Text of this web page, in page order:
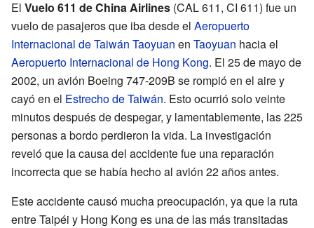
El Vuelo 611 de China Airlines (CAL 611, CI 611) fue un
vuelo de pasajeros que iba desde el Aeropuerto
Internacional de Taiwán Taoyuan en Taoyuan hacia el
Aeropuerto Internacional de Hong Kong. El 25 de mayo de
2002, un avión Boeing 747-209B se rompió en el aire y
cayó en el Estrecho de Taiwán. Esto ocurrió solo veinte
minutos después de despegar, y lamentablemente, las 225
personas a bordo perdieron la vida. La investigación
reveló que la causa del accidente fue una reparación
incorrecta que se había hecho al avión 22 años antes.
Este accidente causó mucha preocupación, ya que la ruta
entre Taipéi y Hong Kong es una de las más transitadas